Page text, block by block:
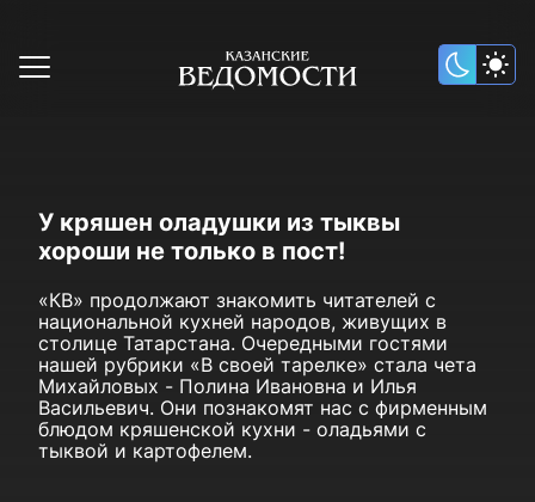
У кряшен оладушки из тыквы
хороши не только в пост!
«КВ» продолжают знакомить читателей с
национальной кухней народов, живущих в
столице Татарстана. Очередными гостями
нашей рубрики «В своей тарелке» стала чета
Михайловых - Полина Ивановна и Илья
Васильевич. Они познакомят нас с фирменным
блюдом кряшенской кухни - оладьями с
тыквой и картофелем.